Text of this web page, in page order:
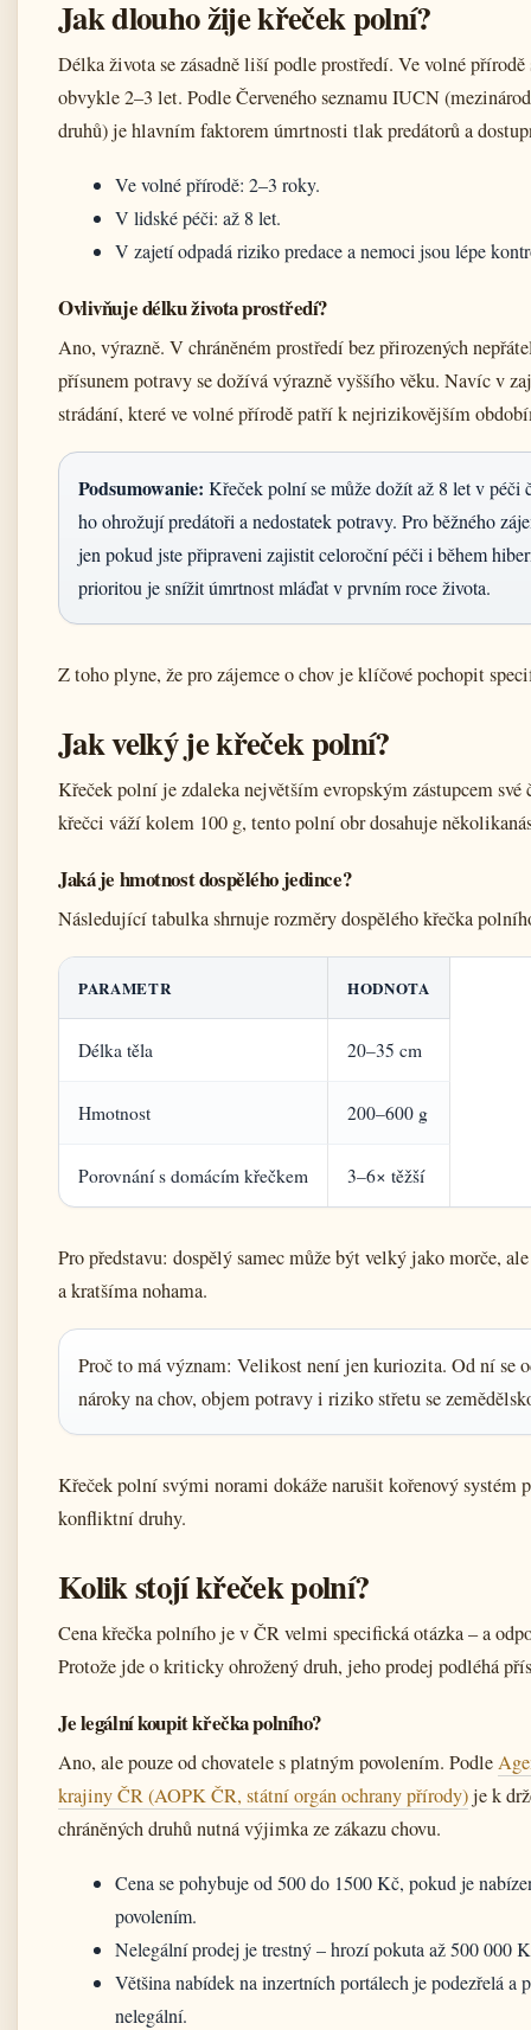
Jak dlouho žije křeček polní?
Délka života se zásadně liší podle prostředí. Ve volné
obvykle 2–3 let. Podle Červeného seznamu IUCN
druhů) je hlavním faktorem úmrtnosti tlak predátorů a
Ve volné přírodě: 2–3 roky.
V lidské péči: až 8 let.
V zajetí odpadá riziko predace a nemoci jsou lépe
Ovlivňuje délku života prostředí?
Ano, výrazně. V chráněném prostředí bez přirozených
přísunem potravy se dožívá výrazně vyššího věku. Navíc v
strádání, které ve volné přírodě patří k nejrizikovějším
Podsumowanie: Křeček polní se může dožít až 8 let v péči
ho ohrožují predátoři a nedostatek potravy. Pro běžného
jen pokud jste připraveni zajistit celoroční péči i během
prioritou je snížit úmrtnost mláďat v prvním roce života.
Z toho plyne, že pro zájemce o chov je klíčové pochopit
Jak velký je křeček polní?
Křeček polní je zdaleka největším evropským zástupcem
křečci váží kolem 100 g, tento polní obr dosahuje
Jaká je hmotnost dospělého jedince?
Následující tabulka shrnuje rozměry dospělého křečka
PARAMETR HODNOTA
Délka těla 20–35 cm
Hmotnost 200–600 g
Porovnání s domácím křečkem 3–6× těžší
Pro představu: dospělý samec může být velký jako morče,
a kratšíma nohama.
Proč to má význam: Velikost není jen kuriozita. Od ní se
nároky na chov, objem potravy i riziko střetu se
Křeček polní svými norami dokáže narušit kořenový systém
konfliktní druhy.
Kolik stojí křeček polní?
Cena křečka polního je v ČR velmi specifická otázka – a
Protože jde o kriticky ohrožený druh, jeho prodej podléhá
Je legální koupit křečka polního?
Ano, ale pouze od chovatele s platným povolením. Podle
krajiny ČR (AOPK ČR, státní orgán ochrany přírody)je k
chráněných druhů nutná výjimka ze zákazu chovu.
Cena se pohybuje od 500 do 1500 Kč, pokud je
povolením.
Nelegální prodej je trestný – hrozí pokuta až 500 000
Většina nabídek na inzertních portálech je podezřelá a
nelegální.